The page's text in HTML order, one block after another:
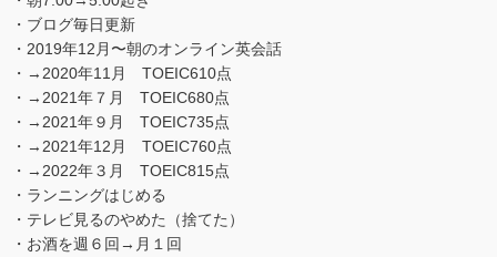
・ブログ毎日更新
・2019年12月〜朝のオンライン英会話
・→2020年11月 TOEIC610点
・→2021年７月 TOEIC680点
・→2021年９月 TOEIC735点
・→2021年12月 TOEIC760点
・→2022年３月 TOEIC815点
・ランニングはじめる
・テレビ見るのやめた（捨てた）
・お酒を週６回→月１回